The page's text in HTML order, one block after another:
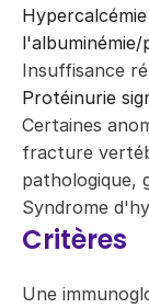
l'albuminémie/
Insuffisance
Protéinurie
Certaines
fracture
pathologique,
Syndrome
Critères
Une